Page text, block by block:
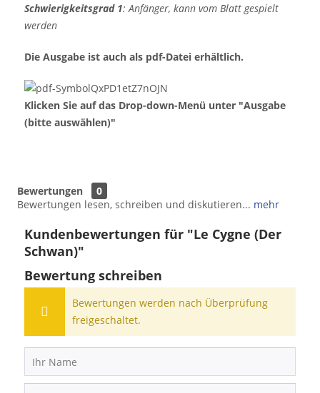
Schwierigkeitsgrad 1: Anfänger, kann vom Blatt gespielt
werden
Die Ausgabe ist auch als pdf-Datei erhältlich.
Klicken Sie auf das Drop-down-Menü unter "Ausgabe
(bitte auswählen)"
Bewertungen
0
Bewertungen lesen, schreiben und diskutieren... mehr
Kundenbewertungen für "Le Cygne (Der
Schwan)"
Bewertung schreiben
Bewertungen werden nach Überprüfung
freigeschaltet.